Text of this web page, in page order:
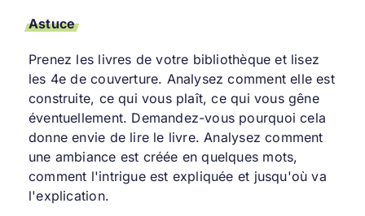
Astuce
Prenez les livres de votre bibliothèque et lisez
les 4e de couverture. Analysez comment elle est
construite, ce qui vous plaît, ce qui vous gêne
éventuellement. Demandez-vous pourquoi cela
donne envie de lire le livre. Analysez comment
une ambiance est créée en quelques mots,
comment l'intrigue est expliquée et jusqu'où va
l'explication.